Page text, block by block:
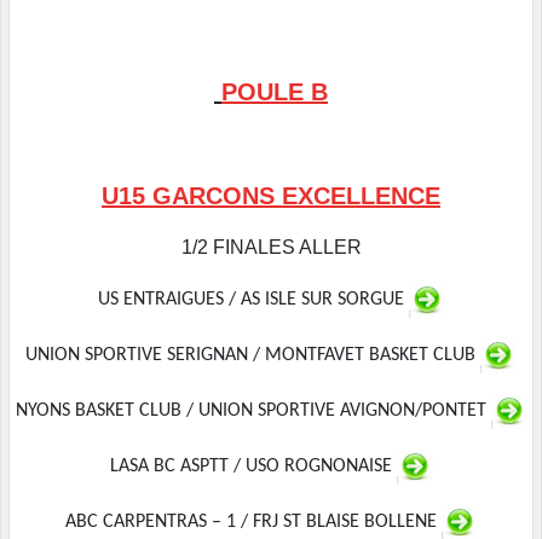
POULE B
U15 GARCONS EXCELLENCE
1/2 FINALES ALLER
US ENTRAIGUES / AS ISLE SUR SORGUE
UNION SPORTIVE SERIGNAN / MONTFAVET BASKET CLUB
NYONS BASKET CLUB / UNION SPORTIVE AVIGNON/PONTET
LASA BC ASPTT / USO ROGNONAISE
ABC CARPENTRAS – 1 / FRJ ST BLAISE BOLLENE